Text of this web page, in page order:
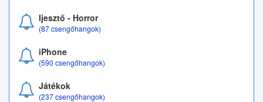
Ijesztő - Horror
(87 csengőhangok)
iPhone
(590 csengőhangok)
Játékok
(237 csengőhangok)